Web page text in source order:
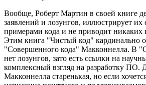
Вообще, Роберт Мартин в своей книге
заявлений и лозунгов, иллюстрирует их
примерами кода и не приводит никаких
Этим книга "Чистый код" кардинально
"Совершенного кода" Макконнелла. В
нет лозунгов, зато есть ссылки на
комплексный взгляд на разработку ПО.
Макконнелла старенькая, но если